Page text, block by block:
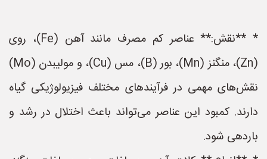
* **نقش:** عناصر کم مصرف مانند آهن (Fe)، روی
(Zn)، منگنز (Mn)، بور (B)، مس (Cu)، و مولیبدن (Mo)
نقش‌های مهمی در فرآیندهای مختلف فیزیولوژیکی گیاه
دارند. کمبود این عناصر می‌تواند باعث اختلال در رشد و
باردهی شود.